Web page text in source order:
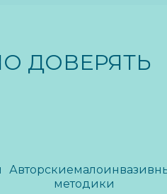
Врач дерматолог-
косметолог
ДОВЕРЯТЬ
Авторские
методики